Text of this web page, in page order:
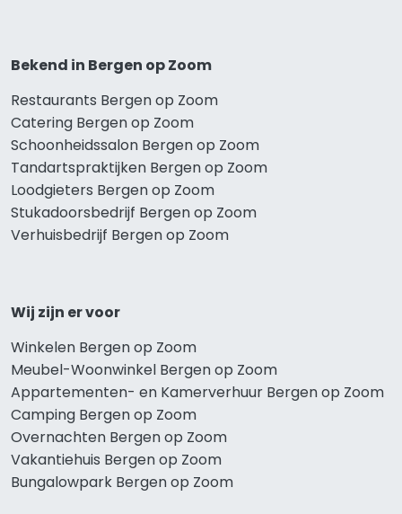
Bekend in Bergen op Zoom
Restaurants Bergen op Zoom
Catering Bergen op Zoom
Schoonheidssalon Bergen op Zoom
Tandartspraktijken Bergen op Zoom
Loodgieters Bergen op Zoom
Stukadoorsbedrijf Bergen op Zoom
Verhuisbedrijf Bergen op Zoom
Wij zijn er voor
Winkelen Bergen op Zoom
Meubel-Woonwinkel Bergen op Zoom
Appartementen- en Kamerverhuur Bergen op Zoom
Camping Bergen op Zoom
Overnachten Bergen op Zoom
Vakantiehuis Bergen op Zoom
Bungalowpark Bergen op Zoom